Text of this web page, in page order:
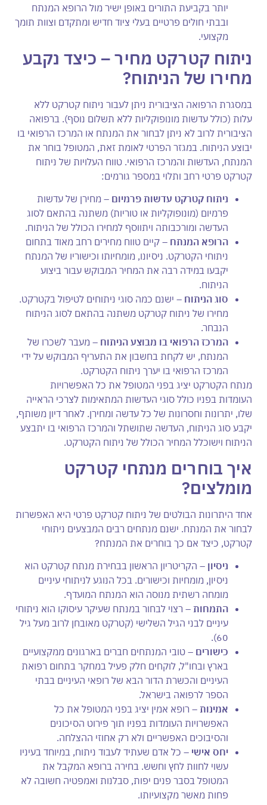
יותר בקביעת התורים באופן ישיר מול הרופא המנתח
ובבתי חולים פרטיים בעלי ציוד חדיש ומתקדם וצוות תומך
מקצועי.
ניתוח קטרקט מחיר– כיצד נקבע
מחירו של הניתוח?
במסגרת הרפואה הציבורית ניתן לעבור ניתוח קטרקט ללא
עלות (כולל עדשות מונופוקליות ללא תשלום נוסף). ברפואה
הציבורית לרוב לא ניתן לבחור את המנתח או המרכז הרפואי בו
יבוצע הניתוח. במגזר הפרטי לאומת זאת, המטופל בוחר את
המנתח, העדשות והמרכז הרפואי. טווח העלויות של ניתוח
קטרקט פרטי רחב ותלוי במספר גורמים:
ניתוח קטרקט עדשות פרמיום – מחירן של עדשות
פרמיום (מונופוקליות או טוריות) משתנה בהתאם לסוג
העדשה ומורכבותה ויתווסף למחירו הכולל של הניתוח.
הרופא המנתח – קיים טווח מחירים רחב מאוד בתחום
ניתוחי הקטרקט. ניסיונו, מומחיותו וכישוריו של המנתח
יקבעו במידה רבה את המחיר המבוקש עבור ביצוע
הניתוח.
סוג הניתוח – ישנם כמה סוגי ניתוחים לטיפול בקטרקט.
מחירו של ניתוח קטרקט משתנה בהתאם לסוג הניתוח
הנבחר.
המרכז הרפואי בו מבוצע הניתוח – מעבר לשכרו של
המנתח, יש לקחת בחשבון את התעריף המבוקש על ידי
המרכז הרפואי בו יערך ניתוח הקטרקט.
מנתח הקטרקט יציג בפני המטופל את כל האפשרויות
העומדות בפניו כולל סוגי העדשות המתאימות לצרכי הראייה
שלו, יתרונות וחסרונות של כל עדשה ומחירן. לאחר דיון משותף,
יקבע סוג הניתוח, העדשה שתושתל והמרכז הרפואי בו יתבצע
הניתוח וישוכלל המחיר הכולל של ניתוח הקטרקט.
איך בוחרים מנתחי קטרקט
מומלצים?
אחד היתרונות הבולטים של ניתוח קטרקט פרטי היא האפשרות
לבחור את המנתח. ישנם מנתחים רבים המבצעים ניתוחי
קטרקט, כיצד אם כך בוחרים את המנתח?
ניסיון – הקריטריון הראשון בבחירת מנתח קטרקט הוא
ניסיון, מומחיות וכישורים. בכל הנוגע לניתוחי עיניים
מומחה רשתית מנוסה הוא המנתח המועדף.
התמחות – רצוי לבחור במנתח שעיקר עיסוקו הוא ניתוחי
עיניים לבני הגיל השלישי (קטרקט מאובחן לרוב מעל גיל
60).
כישורים – טובי המנתחים חברים בארגונים ממקצועיים
בארץ ובחו"ל, לוקחים חלק פעיל במחקר בתחום רפואת
העיניים והכשרת הדור הבא של רופאי העיניים בבתי
הספר לרפואה בישראל.
אמינות – רופא אמין יציג בפני המטופל את כל
האפשרויות העומדות בפניו תוך פירוט הסיכונים
והסיבוכים האפשריים ולא רק אחוזי ההצלחה.
יחס אישי – כל אדם שעתיד לעבוד ניתוח, במיוחד בעיניו
עשוי לחוות לחץ וחשש. בחירה ברופא המקבל את
המטופל בסבר פנים יפות, סבלנות ואמפטיה חשובה לא
פחות מאשר מקצועיותו.